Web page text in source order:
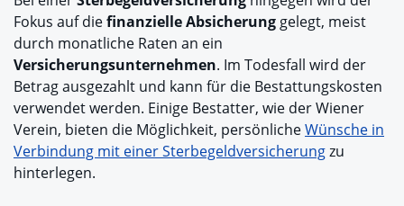
Fokus auf diefinanzielle Absicherung gelegt, meist
durch monatliche Raten an ein
Versicherungsunternehmen. Im Todesfall wird der
Betrag ausgezahlt und kann für die Bestattungskosten
verwendet werden. Einige Bestatter, wie der Wiener
Verein, bieten die Möglichkeit, persönlicheWünsche in
Verbindung mit einer Sterbegeldversicherungzu
hinterlegen.